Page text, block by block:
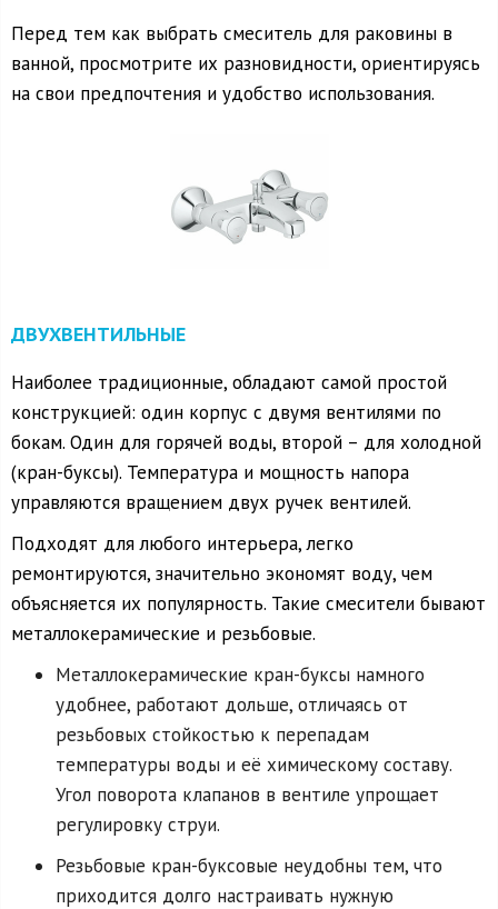
Перед тем как выбрать смеситель для раковины в
ванной, просмотрите их разновидности, ориентируясь
на свои предпочтения и удобство использования.
ДВУХВЕНТИЛЬНЫЕ
Наиболее традиционные, обладают самой простой
конструкцией: один корпус с двумя вентилями по
бокам. Один для горячей воды, второй – для холодной
(кран-буксы). Температура и мощность напора
управляются вращением двух ручек вентилей.
Подходят для любого интерьера, легко
ремонтируются, значительно экономят воду, чем
объясняется их популярность. Такие смесители бывают
металлокерамические и резьбовые.
Металлокерамические кран-буксы намного
удобнее, работают дольше, отличаясь от
резьбовых стойкостью к перепадам
температуры воды и её химическому составу.
Угол поворота клапанов в вентиле упрощает
регулировку струи.
Резьбовые кран-буксовые неудобны тем, что
приходится долго настраивать нужную